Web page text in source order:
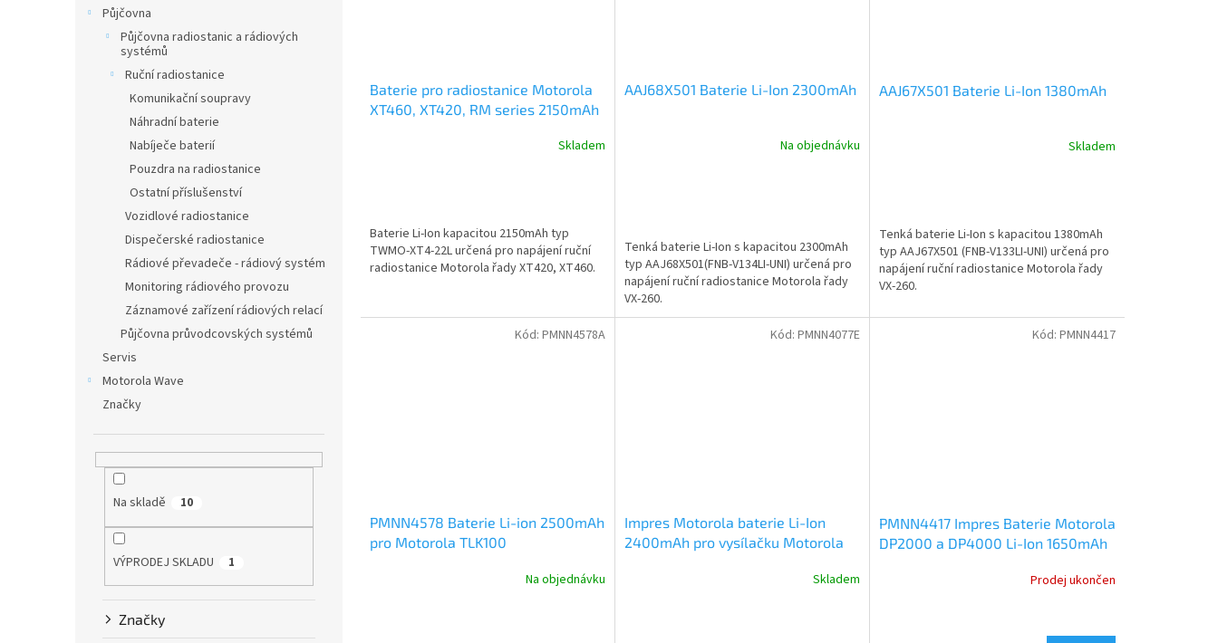
Půjčovna
Půjčovna radiostanic a rádiových
systémů
Ruční radiostanice
Komunikační soupravy
Náhradní baterie
Nabíječe baterií
Pouzdra na radiostanice
Ostatní příslušenství
Vozidlové radiostanice
Dispečerské radiostanice
Rádiové převadeče - rádiový systém
Monitoring rádiového provozu
Záznamové zařízení rádiových relací
Půjčovna průvodcovských systémů
Servis
Motorola Wave
Značky
Na skladě 10
VÝPRODEJ SKLADU 1
Značky
Baterie pro radiostanice Motorola
XT460, XT420, RM series 2150mAh
Skladem
Baterie Li-Ion kapacitou 2150mAh typ
TWMO-XT4-22L určená pro napájení ruční
radiostanice Motorola řady XT420, XT460.
AAJ68X501 Baterie Li-Ion 2300mAh
Na objednávku
Tenká baterie Li-Ion s kapacitou 2300mAh
typ AAJ68X501(FNB-V134LI-UNI) určená pro
napájení ruční radiostanice Motorola řady
VX-260.
AAJ67X501 Baterie Li-Ion 1380mAh
Skladem
Tenká baterie Li-Ion s kapacitou 1380mAh
typ AAJ67X501 (FNB-V133LI-UNI) určená pro
napájení ruční radiostanice Motorola řady
VX-260.
PMNN4578 Baterie Li-ion 2500mAh
pro Motorola TLK100
Na objednávku
Kód: PMNN4578A
Impres Motorola baterie Li-Ion
2400mAh pro vysílačku Motorola
Skladem
Kód: PMNN4077E
PMNN4417 Impres Baterie Motorola
DP2000 a DP4000 Li-Ion 1650mAh
Prodej ukončen
Kód: PMNN4417